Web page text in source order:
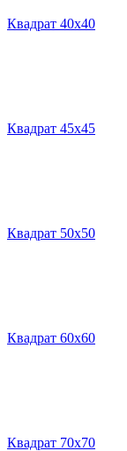
Квадрат 40х40
Квадрат 45х45
Квадрат 50х50
Квадрат 60х60
Квадрат 70х70